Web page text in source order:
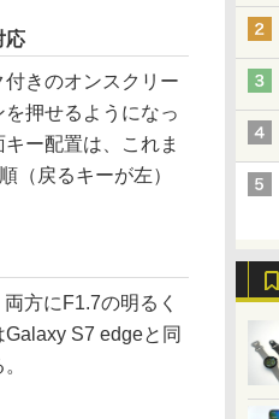
応
きのオンスクリー
押せるようになっ
ー配置は、これま
（戻るキーが左）
方にF1.7の明るく
S7 edgeと同